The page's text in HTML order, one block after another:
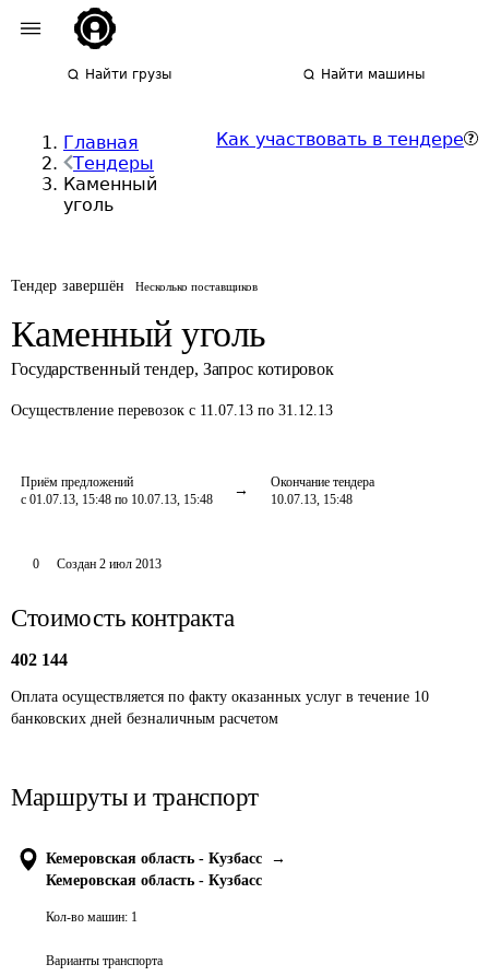
Найти грузы Найти машины
Главная
Тендеры
Каменный
уголь
Как участвовать в тендере
Тендер завершён Несколько поставщиков
Каменный уголь
Государственный тендер, Запрос котировок
Осуществление перевозок с 11.07.13 по 31.12.13
Приём предложений
с 01.07.13, 15:48 по 10.07.13, 15:48
Окончание тендера
10.07.13, 15:48
0 Создан 2 июл 2013
Стоимость контракта
402 144
Оплата осуществляется по факту оказанных услуг в течение 10
банковских дней безналичным расчетом
Маршруты и транспорт
Кемеровская область - Кузбасс
→
Кемеровская область - Кузбасс
Кол-во машин: 1
Варианты транспорта